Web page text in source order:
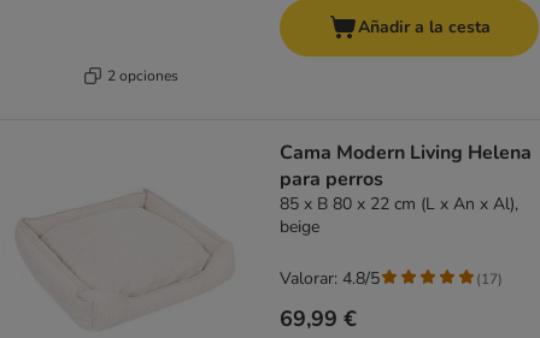
2 opciones
Añadir a la cesta
Cama Modern Living Helena
para perros
85 x B 80 x 22 cm (L x An x Al),
beige
69,99 €
Valorar: 4.8/5 (17)